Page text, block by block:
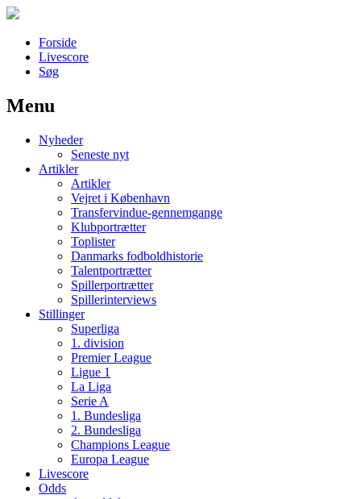
Forside
Livescore
Søg
Наши партнеры
лучшие займы
Menu
Nyheder
Seneste nyt
Artikler
Artikler
Vejret i København
Transfervindue-gennemgange
Klubportrætter
Toplister
Danmarks fodboldhistorie
Talentportrætter
Spillerportrætter
Spillerinterviews
Stillinger
Superliga
1. division
Premier League
Ligue 1
La Liga
Serie A
1. Bundesliga
2. Bundesliga
Champions League
Europa League
Livescore
Odds